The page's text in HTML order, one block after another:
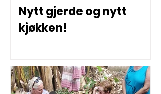
Nytt gjerde og nytt
kjøkken!